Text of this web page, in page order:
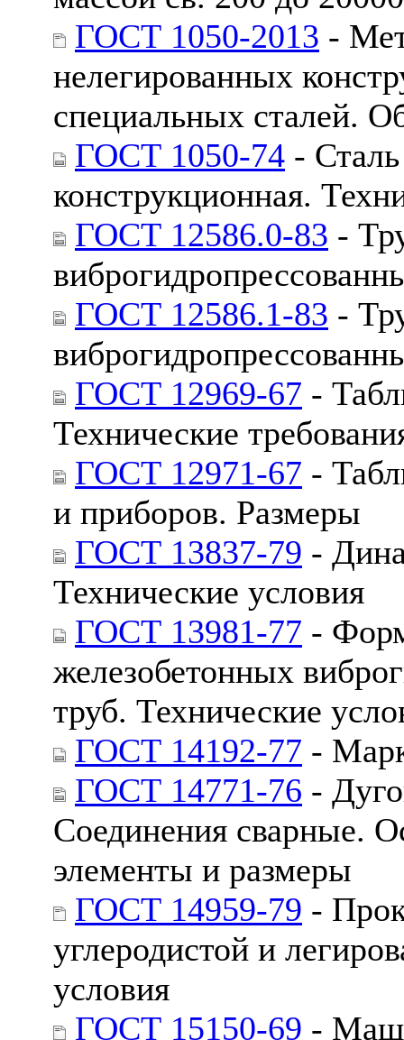
ГОСТ 1050-2013 -
нелегированных
специальных сталей.
ГОСТ 1050-74 - Сталь
конструкционная.
ГОСТ 12586.0-83 -
ГОСТ 12586.1-83 -
ГОСТ 12969-67 -
Технические
ГОСТ 12971-67 -
и приборов. Размеры
ГОСТ 13837-79 -
Технические условия
ГОСТ 13981-77 -
железобетонных
труб. Технические
ГОСТ 14192-77 -
ГОСТ 14771-76 -
Соединения сварные.
элементы и размеры
ГОСТ 14959-79 -
углеродистой и
условия
ГОСТ 15150-69 -